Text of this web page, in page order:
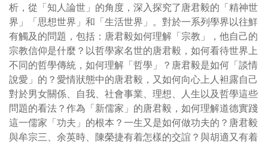
析，從「知人論世」的角度，深入探究了唐君毅的「精神世
界」「思想世界」和「生活世界」。對於一系列學界以往鮮
有觸及的問題，包括：唐君毅如何理解「宗教」，他自己的
宗教信仰是什麼？以哲學家名世的唐君毅，如何看待世界上
不同的哲學傳統，如何理解「哲學」？唐君毅是如何「談情
說愛」的？愛情狀態中的唐君毅，又如何向心上人袒露自己
對於男女關係、自我、社會事業、理想、人生以及哲學這些
問題的看法？作為「新儒家」的唐君毅，如何理解道德實踐
這一儒家「功夫」的根本？一生又是如何做功夫的？唐君毅
與牟宗三、余英時、陳榮捷有着怎樣的交誼？與胡適又有着